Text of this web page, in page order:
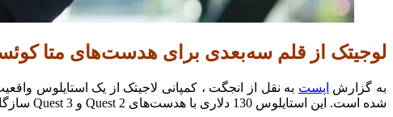
لوجیتک از قلم سه‌بعدی برای هدست‌های متا
به گزارش اپست به نقل از انجگت ، کمپانی لاجیتک از یک استایلوس
شده است. این استایلوس 130 دلاری با هدست‌های Quest 2 و Quest 3 سازگار است (اما عجیب اینکه با Quest Pro سازگار نیست) و در ماه سپتامبر عرضه خواهد شد.